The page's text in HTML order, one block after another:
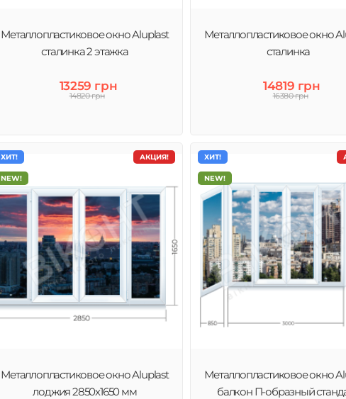
Металлопластиковое окно Aluplast
сталинка 2 этажка
13259 грн
14820 грн
Металлопластиковое окно
сталинка
14819 грн
16380 грн
АКЦИЯ!
ХИТ!
NEW!
Металлопластиковое окно Aluplast
лоджия 2850х1650 мм
ХИТ!
NEW!
Металлопластиковое окно
балкон П-образный